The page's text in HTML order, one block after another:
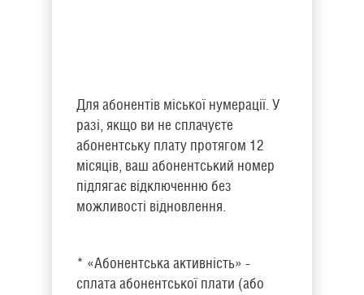
Для абонентів міської нумерації. У
разі, якщо ви не сплачуєте
абонентську плату протягом 12
місяців, ваш абонентський номер
підлягає відключенню без
можливості відновлення.
* «Абонентська активність» -
сплата абонентської плати (або